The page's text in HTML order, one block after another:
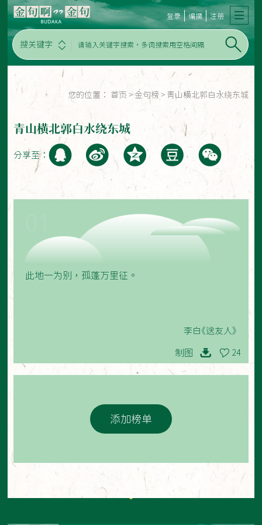
搜关键字
登录 编撰 注册
您的位置： 首页 > 金句榜 > 青山横北郭白水绕东城
青山横北郭白水绕东城
分享至：
此地一为别，孤蓬万里征。
李白《送友人》
制图 24
添加榜单